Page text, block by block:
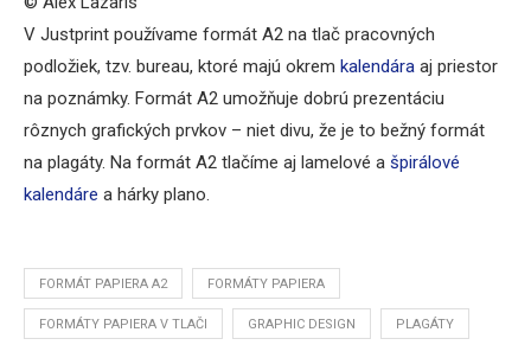
V Justprint používame formát A2 na tlač pracovných
podložiek, tzv. bureau, ktoré majú okrem kalendára aj priestor
na poznámky. Formát A2 umožňuje dobrú prezentáciu
rôznych grafických prvkov – niet divu, že je to bežný formát
na plagáty. Na formát A2 tlačíme aj lamelové a špirálové
kalendáre a hárky plano.
FORMÁT PAPIERA A2 FORMÁTY PAPIERA
FORMÁTY PAPIERA V TLAČI GRAPHIC DESIGN PLAGÁTY